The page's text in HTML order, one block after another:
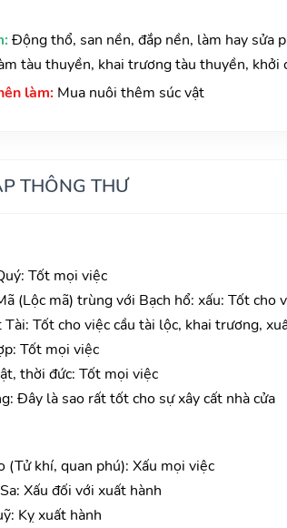
Động thổ, san nền, đắp nền, làm hay sửa
tàu thuyền, khai trương tàu thuyền, khởi
làm: Mua nuôi thêm súc vật
THÔNG THƯ
Tốt mọi việc
(Lộc mã) trùng với Bạch hổ: xấu: Tốt cho
Tốt cho việc cầu tài lộc, khai trương,
Tốt mọi việc
thời đức: Tốt mọi việc
Đây là sao rất tốt cho sự xây cất nhà cửa
(Tử khí, quan phú): Xấu mọi việc
Xấu đối với xuất hành
Kỵ xuất hành